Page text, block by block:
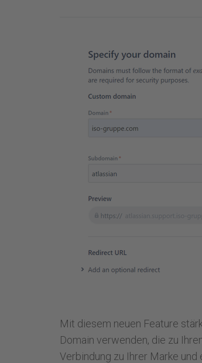
Mit diesem neuen Feature
Domain verwenden, die zu
Verbindung zu Ihrer Marke